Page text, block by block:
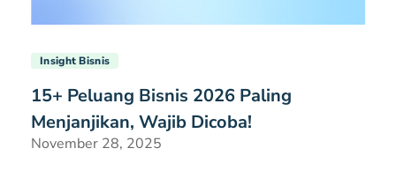
Insight Bisnis
15+ Peluang Bisnis 2026 Paling
Menjanjikan, Wajib Dicoba!
November 28, 2025